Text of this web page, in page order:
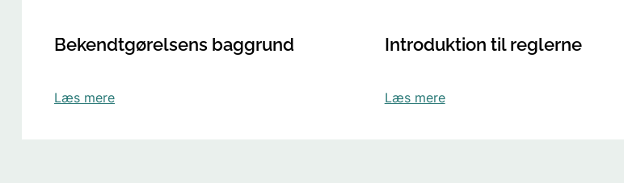
Bekendtgørelsens baggrund
Læs mere
Introduktion til reglerne
Læs mere